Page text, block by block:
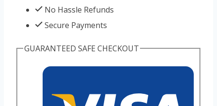
No Hassle Refunds
Secure Payments
GUARANTEED SAFE CHECKOUT